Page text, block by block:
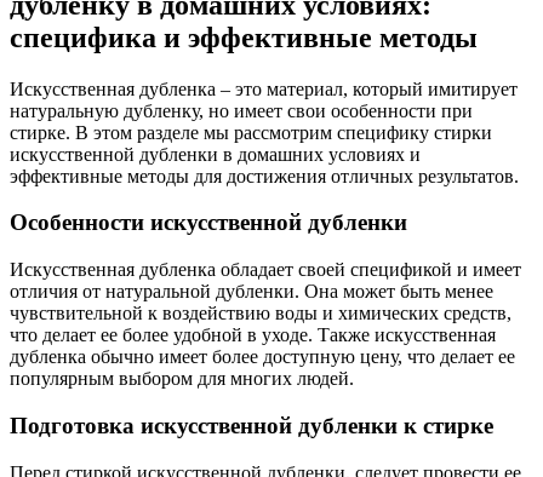
специфика и эффективные методы
Искусственная дубленка – это материал, который имитирует
натуральную дубленку, но имеет свои особенности при
стирке. В этом разделе мы рассмотрим специфику стирки
искусственной дубленки в домашних условиях и
эффективные методы для достижения отличных результатов.
Особенности искусственной дубленки
Искусственная дубленка обладает своей спецификой и имеет
отличия от натуральной дубленки. Она может быть менее
чувствительной к воздействию воды и химических средств,
что делает ее более удобной в уходе. Также искусственная
дубленка обычно имеет более доступную цену, что делает ее
популярным выбором для многих людей.
Подготовка искусственной дубленки к стирке
Перед стиркой искусственной дубленки, следует провести ее